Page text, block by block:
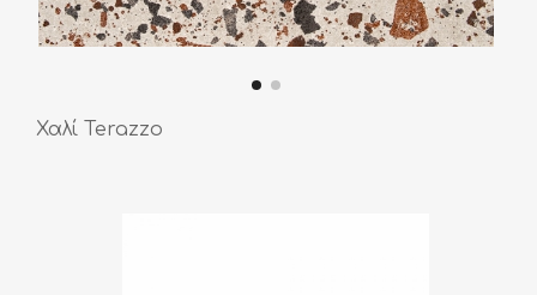
Χαλί Terazzo